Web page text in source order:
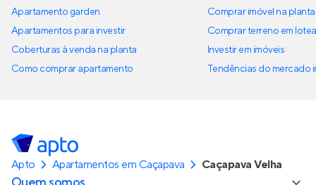
Apartamento garden
Apartamentos para investir
Coberturas à venda na planta
Como comprar apartamento
Comprar imóvel na planta
Comprar terreno em
Investir em imóveis
Tendências do mercado
Apto Apartamentos em Caçapava Caçapava Velha